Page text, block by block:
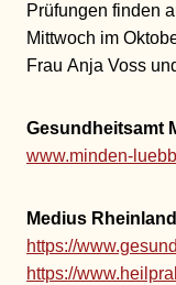
Prüfungen finden
Mittwoch im
Frau Anja Voss
Gesundheitsamt
www.minden-
Medius
https://
https://